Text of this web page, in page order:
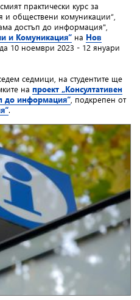
практически курс за
и обществени комуникации“,
достъп до информация",
и Комуникация“ на Нов
10 ноември 2023 - 12 януари
седмици, на студентите ще
на проект „Консултативен
до информация“ , подкрепен от
.